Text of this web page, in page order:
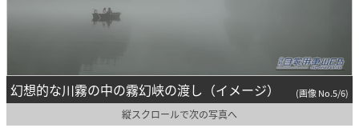
幻想的な川霧の中の霧幻峡の渡し（イメージ） (画像 No.5/6)
縦スクロールで次の写真へ